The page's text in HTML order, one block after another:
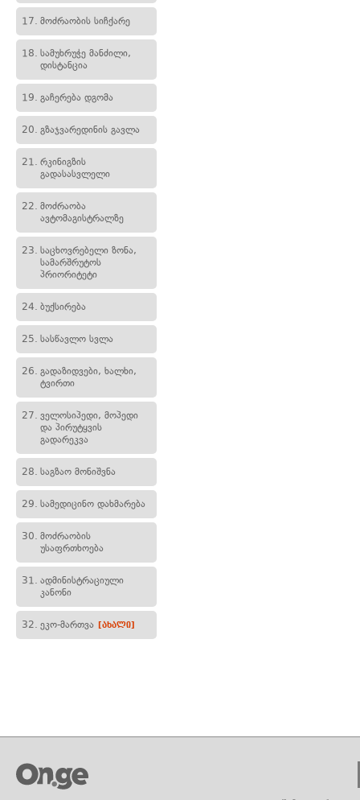
17. მოძრაობის სიჩქარე
18. სამუხრუჭე მანძილი,
დისტანცია
19. გაჩერება დგომა
20. გზაჯვარედინის გავლა
21. რკინიგზის
გადასასვლელი
22. მოძრაობა
ავტომაგისტრალზე
23. საცხოვრებელი ზონა,
სამარშრუტოს
პრიორიტეტი
24. ბუქსირება
25. სასწავლო სვლა
26. გადაზიდვები, ხალხი,
ტვირთი
27. ველოსიპედი, მოპედი
და პირუტყვის
გადარეკვა
28. საგზაო მონიშვნა
29. სამედიცინო დახმარება
30. მოძრაობის
უსაფრთხოება
31. ადმინისტრაციული
კანონი
32. ეკო-მართვა [ახალი]